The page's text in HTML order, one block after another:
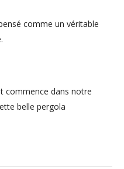
comme un véritable
commence dans notre
belle pergola